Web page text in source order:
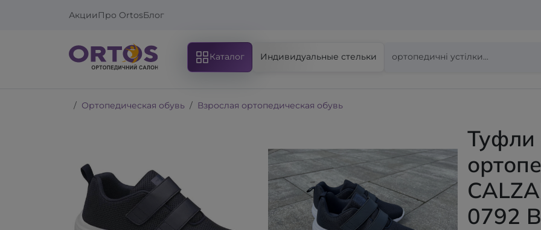
АкцииПро OrtosБлог
Каталог Индивидуальные стельки
Ортопедическая обувь Взрослая ортопедическая обувь
Туфли
0792